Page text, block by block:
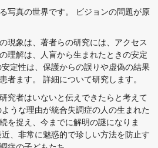
写真の世界です。 ビジョンの問題が原
現象は、著者らの研究には、アクセス
理解は、人盲から生まれたときの安定
定性は、保護からの誤りや虚偽の結果
者ます。 詳細について研究します。
究者はいないと伝えできたらと考えて
うな理由が統合失調症の人の生まれた
を捉え、今までに解明の謎になりま
、非常に魅惑的で珍しい方法を防止す